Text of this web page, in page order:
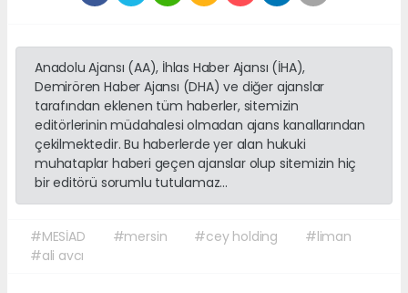
Anadolu Ajansı (AA), İhlas Haber Ajansı (İHA),
Demirören Haber Ajansı (DHA) ve diğer ajanslar
tarafından eklenen tüm haberler, sitemizin
editörlerinin müdahalesi olmadan ajans kanallarından
çekilmektedir. Bu haberlerde yer alan hukuki
muhataplar haberi geçen ajanslar olup sitemizin hiç
bir editörü sorumlu tutulamaz...
#MESİAD #mersin #cey holding
#liman
#ali avcı